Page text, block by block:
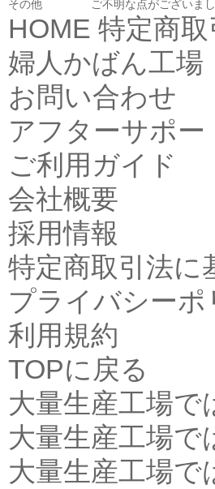
その他 ご不明な点がございま
HOME 特定商
婦人かばん工場
お問い合わせ
アフターサポー
ご利用ガイド
会社概要
採用情報
特定商取引法に
プライバシーポ
利用規約
TOPに戻る
大量生産工場
大量生産工場
大量生産工場